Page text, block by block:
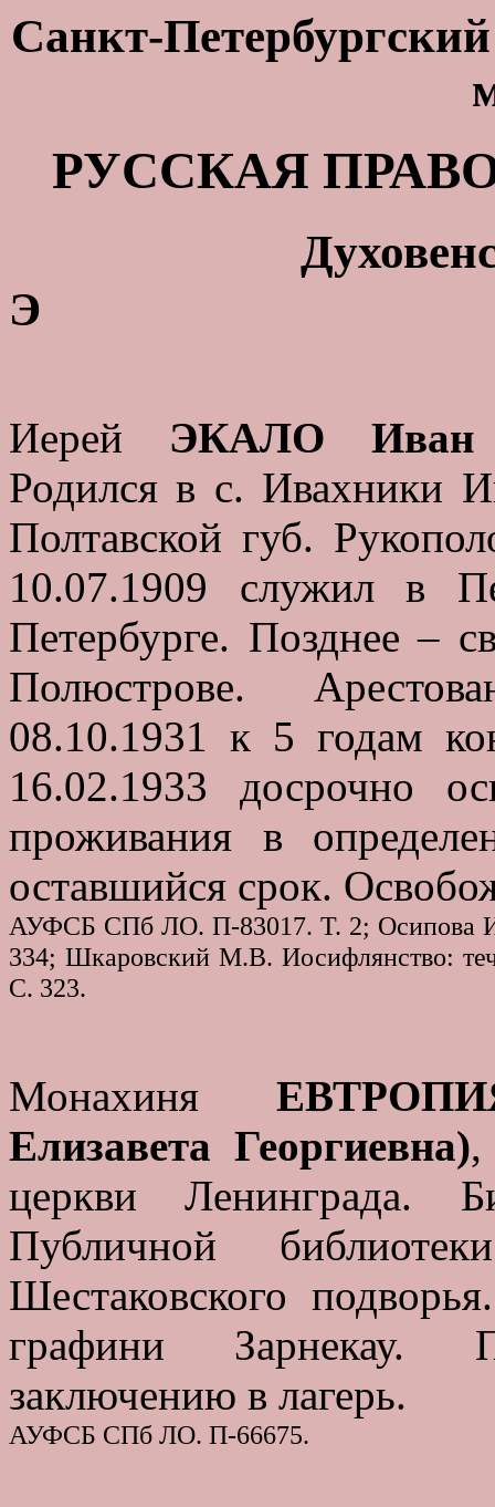
Санкт-
РУССКАЯ
Э
Иерей ЭКАЛО Иван
Родился в с. Ивахники
Полтавской губ.
10.07.1909 служил в
Петербурге. Позднее –
Полюстрове.
08.10.1931 к 5 годам
16.02.1933 досрочно
проживания в
оставшийся срок.
АУФСБ СПб ЛО. П-83017. Т. 2; Осипова
334; Шкаровский М.В. Иосифлянство:
С. 323.
Монахиня
Елизавета Георгиевна),
церкви Ленинграда.
Публичной
Шестаковского
графини Зарнекау.
заключению в лагерь.
АУФСБ СПб ЛО. П-66675.